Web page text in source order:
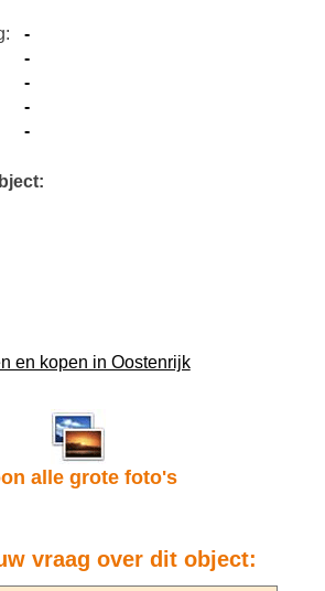
-
-
-
-
-
en kopen in Oostenrijk
alle grote foto's
vraag over dit object: